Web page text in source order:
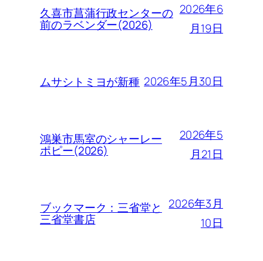
久喜市菖蒲行政センターの
前のラベンダー(2026)
2026年6
月19日
ムサシトミヨが新種 2026年5月30日
鴻巣市馬室のシャーレー
ポピー(2026)
2026年5
月21日
ブックマーク：三省堂と
三省堂書店
2026年3月
10日